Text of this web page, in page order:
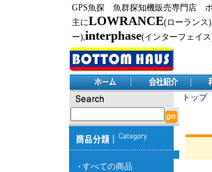
GPS魚探 魚群探知機販売専門店
主にLOWRANCE(ローランス
ー),interphase(インターフェイ
すべての商品
トップ